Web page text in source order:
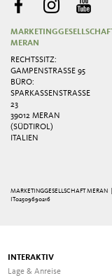
MARKETINGGESELLSCHAFT
MERAN
RECHTSSITZ:
GAMPENSTRASSE 95
BÜRO:
SPARKASSENSTRASSE 2
3
39012 MERAN
(SÜDTIROL)
ITALIEN
MARKETINGGESELLSCHAFT MERAN |
IT02509690216
INTERAKTIV
Lage & Anreise